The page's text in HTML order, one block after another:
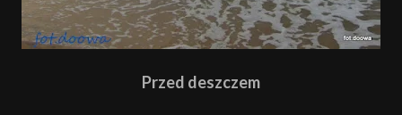
Przed deszczem